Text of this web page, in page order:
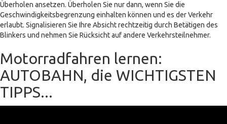
Überholen ansetzen. Überholen Sie nur dann, wenn Sie die
Geschwindigkeitsbegrenzung einhalten können und es der Verkehr
erlaubt. Signalisieren Sie Ihre Absicht rechtzeitig durch Betätigen des
Blinkers und nehmen Sie Rücksicht auf andere Verkehrsteilnehmer.
Motorradfahren lernen:
AUTOBAHN, die WICHTIGSTEN
TIPPS...